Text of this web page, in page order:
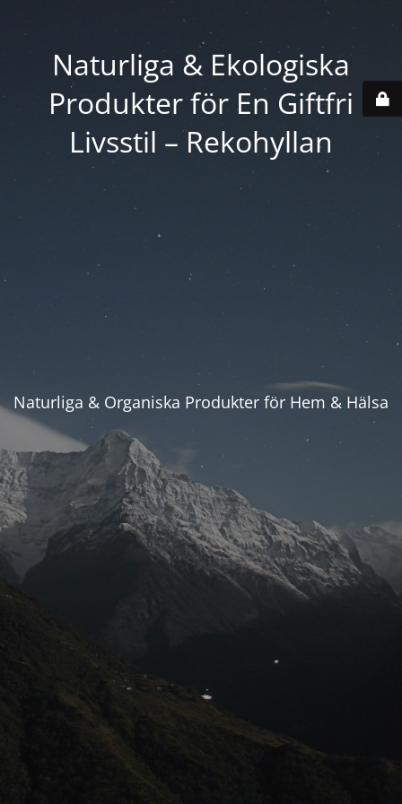
Naturliga & Ekologiska
Produkter för En Giftfri
Livsstil – Rekohyllan
Naturliga & Organiska Produkter för Hem & Hälsa